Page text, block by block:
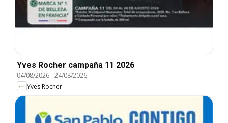
Yves Rocher campaña 11 2026
04/08/2026-24/08/2026
Yves Rocher